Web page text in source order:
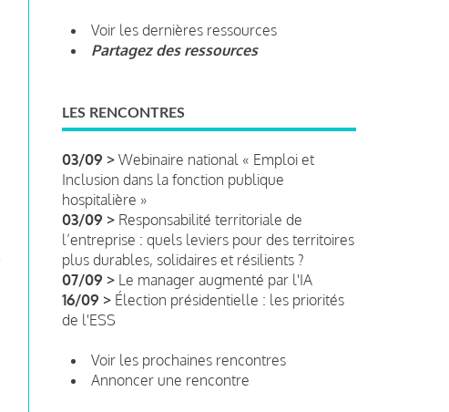
Voir les dernières ressources
Partagez des ressources
LES RENCONTRES
03/09 > Webinaire national « Emploi et
Inclusion dans la fonction publique
hospitalière »
03/09 > Responsabilité territoriale de
l’entreprise : quels leviers pour des territoires
plus durables, solidaires et résilients ?
07/09 > Le manager augmenté par l'IA
16/09 > Élection présidentielle : les priorités
de l'ESS
Voir les prochaines rencontres
Annoncer une rencontre